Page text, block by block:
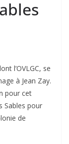
l’OVLGC, se
à Jean Zay.
pour cet
Sables pour
de